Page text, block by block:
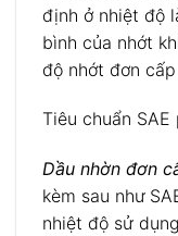
định ở nhiệt độ
bình của nhớt
độ nhớt đơn
Tiêu chuẩn
Dầu nhờn đơn
kèm sau như
nhiệt độ sử